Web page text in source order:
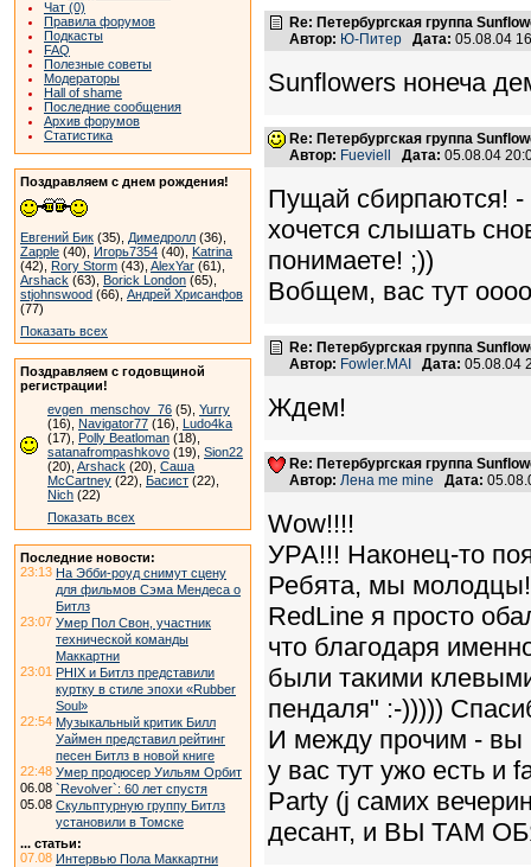
Чат (0)
Правила форумов
Подкасты
FAQ
Полезные советы
Модераторы
Hall of shame
Последние сообщения
Архив форумов
Статистика
Поздравляем с днем рождения!
Евгений Бик (35), Димедролл (36),
Zapple (40), Игорь7354 (40), Katrina
(42), Rory Storm (43), AlexYar (61),
Arshack (63), Borick London (65),
stjohnswood (66), Андрей Хрисанфов
(77)
Показать всех
Поздравляем с годовщиной
регистрации!
evgen_menschov_76 (5), Yurry
(16), Navigator77 (16), Ludo4ka
(17), Polly Beatloman (18),
satanafrompashkovo (19), Sion22
(20), Arshack (20), Саша
McCartney (22), Басист (22),
Nich (22)
Показать всех
Последние новости:
23:13 На Эбби-роуд снимут сцену
для фильмов Сэма Мендеса о
Битлз
23:07 Умер Пол Свон, участник
технической команды
Маккартни
23:01 PHIX и Битлз представили
куртку в стиле эпохи «Rubber
Soul»
22:54 Музыкальный критик Билл
Уаймен представил рейтинг
песен Битлз в новой книге
22:48 Умер продюсер Уильям Орбит
06.08 `Revolver`: 60 лет спустя
05.08 Скульптурную группу Битлз
установили в Томске
... статьи:
07.08 Интервью Пола Маккартни
Re: Петербургская группа
Автор: Ю-Питер Дата: 05.08.04
Sunflowers нонеча
Re: Петербургская группа
Автор: Fueviell Дата: 05.08.04
Пущай сбирпаются! -
хочется слышать
понимаете! ;))
Вобщем, вас тут
Re: Петербургская группа
Автор: Fowler.MAI Дата: 05.08.04
Ждем!
Re: Петербургская группа
Автор: Лена me mine Дата:
Wow!!!!
УРА!!! Наконец-то
Ребята, мы
RedLine я просто
что благодаря
были такими
пендаля" :-)))))
И между прочим - вы
у вас тут ужо есть и
Party (j самих
десант, и ВЫ ТАМ